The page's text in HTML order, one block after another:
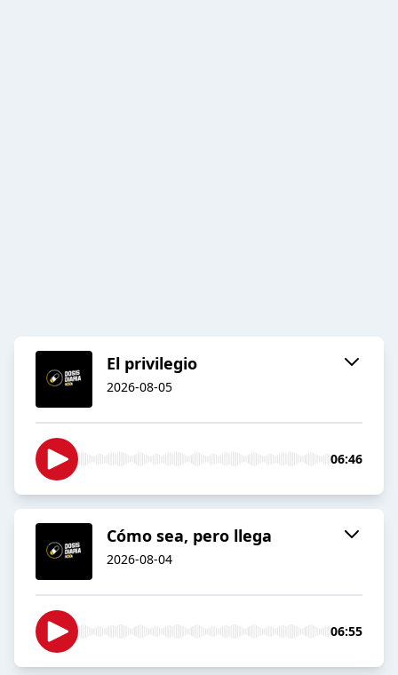
El privilegio
2026-08-05
06:46
Cómo sea, pero llega
2026-08-04
06:55